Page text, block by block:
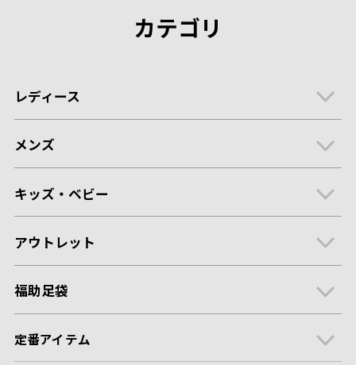
カテゴリ
レディース
メンズ
キッズ・ベビー
アウトレット
福助足袋
定番アイテム